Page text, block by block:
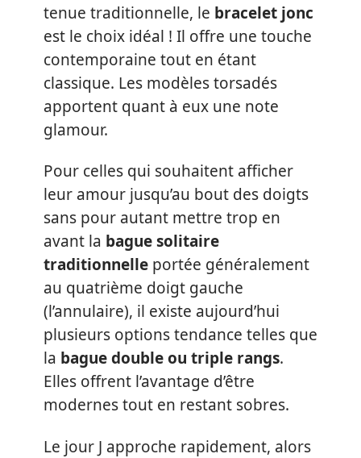
tenue traditionnelle, le bracelet jonc
est le choix idéal ! Il offre une touche
contemporaine tout en étant
classique. Les modèles torsadés
apportent quant à eux une note
glamour.
Pour celles qui souhaitent afficher
leur amour jusqu’au bout des doigts
sans pour autant mettre trop en
avant la bague solitaire
traditionnelle portée généralement
au quatrième doigt gauche
(l’annulaire), il existe aujourd’hui
plusieurs options tendance telles que
la bague double ou triple rangs.
Elles offrent l’avantage d’être
modernes tout en restant sobres.
Le jour J approche rapidement, alors